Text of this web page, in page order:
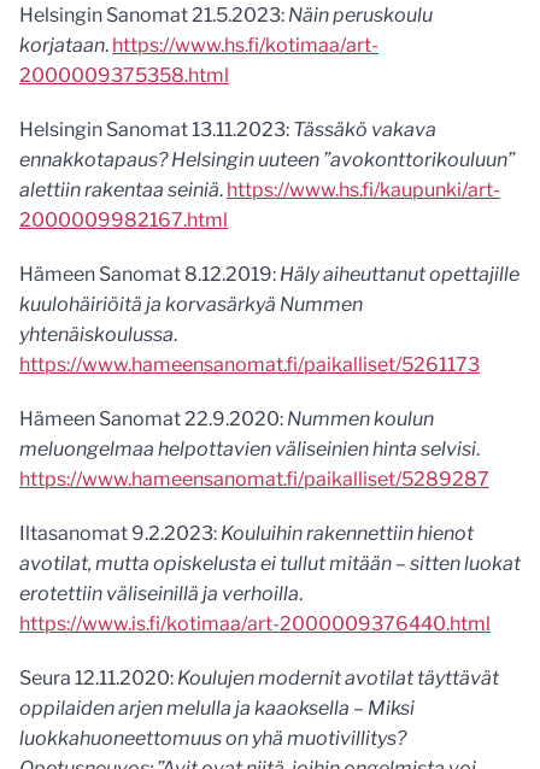
Helsingin Sanomat 21.5.2023: Näin peruskoulu
korjataan. https://www.hs.fi/kotimaa/art-
2000009375358.html
Helsingin Sanomat 13.11.2023: Tässäkö vakava
ennakko­tapaus? Helsingin uuteen ”avokonttori­kouluun”
alettiin rakentaa seiniä. https://www.hs.fi/kaupunki/art-
2000009982167.html
Hämeen Sanomat 8.12.2019: Häly aiheuttanut opettajille
kuulohäiriöitä ja korvasärkyä Nummen
yhtenäiskoulussa.
https://www.hameensanomat.fi/paikalliset/5261173
Hämeen Sanomat 22.9.2020: Nummen koulun
meluongelmaa helpottavien väliseinien hinta selvisi.
https://www.hameensanomat.fi/paikalliset/5289287
Iltasanomat 9.2.2023: Kouluihin rakennettiin hienot
avotilat, mutta opiskelusta ei tullut mitään – sitten luokat
erotettiin väli­seinillä ja verhoilla.
https://www.is.fi/kotimaa/art-2000009376440.html
Seura 12.11.2020: Koulujen modernit avotilat täyttävät
oppilaiden arjen melulla ja kaaoksella – Miksi
luokkahuoneettomuus on yhä muotivillitys?